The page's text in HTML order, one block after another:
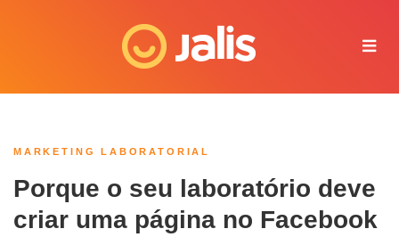
MARKETING LABORATORIAL
Porque o seu laboratório deve
criar uma página no Facebook
Juliana - Jalis